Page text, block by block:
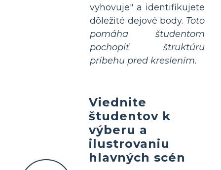
vyhovuje" a identifikujete
dôležité dejové body. Toto
pomáha študentom
pochopiť štruktúru
príbehu pred kreslením.
Viednite
študentov k
výberu a
ilustrovaniu
hlavných scén